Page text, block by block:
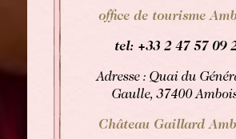
office de tourisme
tel: +33 2 47 57 09
Adresse : Quai du
Gaulle, 37400
Château Gaillard